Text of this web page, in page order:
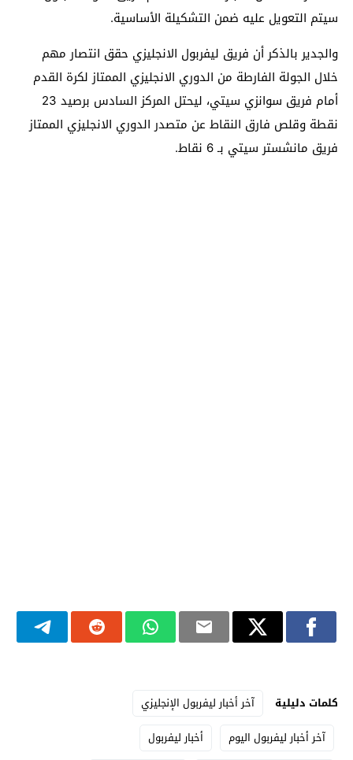
سيتم التعويل عليه ضمن التشكيلة الأساسية.
والجدير بالذكر أن فريق ليفربول الانجليزي حقق انتصار مهم
خلال الجولة الفارطة من الدوري الانجليزي الممتاز لكرة القدم
أمام فريق سوانزي سيتي، ليحتل المركز السادس برصيد 23
نقطة وقلص فارق النقاط عن متصدر الدوري الانجليزي الممتاز
فريق مانشستر سيتي بـ 6 نقاط.
كلمات دليلية
آخر أخبار ليفربول الإنجليزي
آخر أخبار ليفربول اليوم
أخبار ليفربول